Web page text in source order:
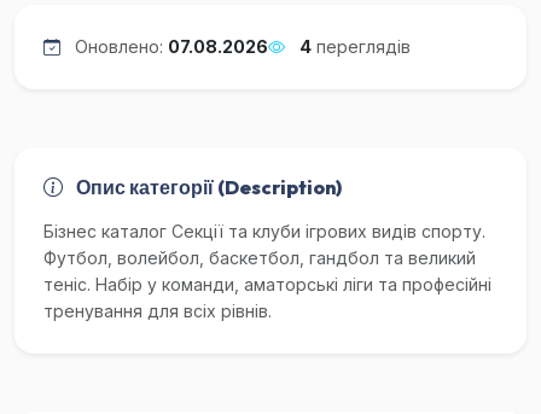
Оновлено: 07.08.2026 4 переглядів
Опис категорії (Description)
Бізнес каталог Секції та клуби ігрових видів спорту.
Футбол, волейбол, баскетбол, гандбол та великий
теніс. Набір у команди, аматорські ліги та професійні
тренування для всіх рівнів.